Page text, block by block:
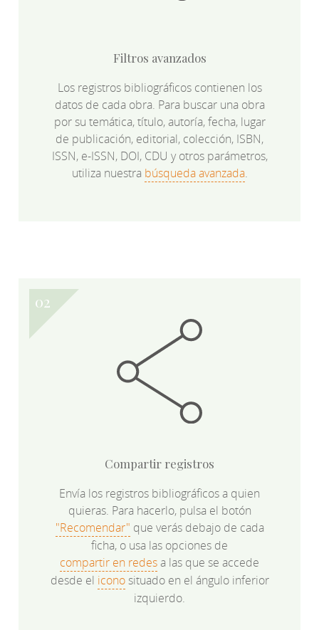
Filtros avanzados
Los registros bibliográficos contienen los
datos de cada obra. Para buscar una obra
por su temática, título, autoría, fecha, lugar
de publicación, editorial, colección, ISBN,
ISSN, e-ISSN, DOI, CDU y otros parámetros,
utiliza nuestra búsqueda avanzada.
Compartir registros
Envía los registros bibliográficos a quien
quieras. Para hacerlo, pulsa el botón
"Recomendar" que verás debajo de cada
ficha, o usa las opciones de
compartir en redesa las que se accede
desde el iconosituado en el ángulo inferior
izquierdo.